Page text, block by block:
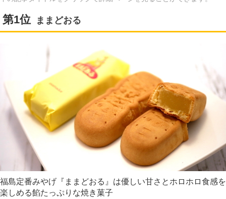
ままどおる
福島定番みやげ『ままどおる』は優しい甘さとホロホロ食感を
楽しめる餡たっぷりな焼き菓子